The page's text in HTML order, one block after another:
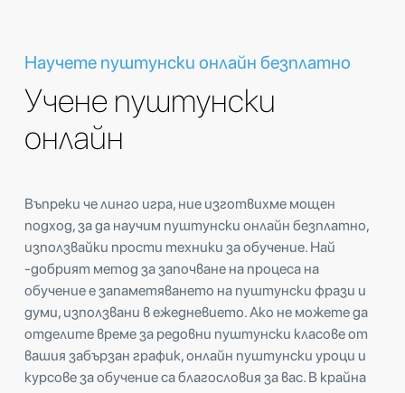
Научете пуштунски онлайн безплатно
Учене пуштунски
онлайн
Въпреки че линго игра, ние изготвихме мощен
подход, за да научим пуштунски онлайн безплатно,
използвайки прости техники за обучение. Най
-добрият метод за започване на процеса на
обучение е запаметяването на пуштунски фрази и
думи, използвани в ежедневието. Ако не можете да
отделите време за редовни пуштунски класове от
вашия забързан график, онлайн пуштунски уроци и
курсове за обучение са благословия за вас. В крайна